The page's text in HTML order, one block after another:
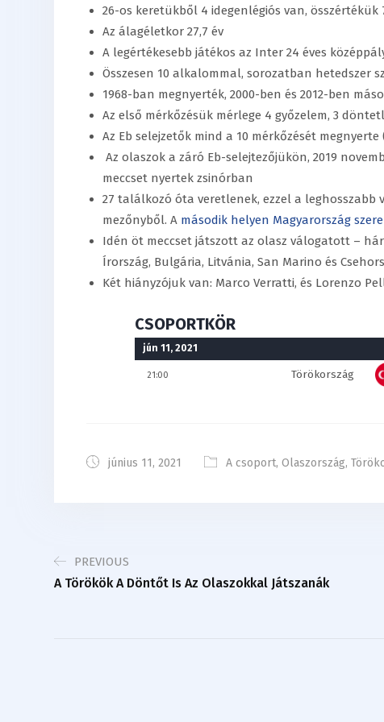
26-os keretükből 4 idegenlégiós van, összértékük
Az álagéletkor 27,7 év
A legértékesebb játékos az Inter 24 éves
Összesen 10 alkalommal, sorozatban hetedszer
1968-ban megnyerték, 2000-ben és 2012-ben
Az első mérkőzésük mérlege 4 győzelem, 3
Az Eb selejzetők mind a 10 mérkőzését
Az olaszok a záró Eb-selejtezőjükön, 2019
meccset nyertek zsinórban
27 találkozó óta veretlenek, ezzel a
mezőnyből. A második helyen Magyarország
Idén öt meccset játszott az olasz válogatott –
Írország, Bulgária, Litvánia, San Marino és
Két hiányzójuk van: Marco Verratti, és Lorenzo
CSOPORTKÖR
jún 11, 2021
21:00 Törökország
június 11, 2021 A csoport, Olaszország,
PREVIOUS
A Törökök A Döntőt Is Az Olaszokkal Játszanák